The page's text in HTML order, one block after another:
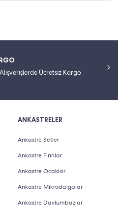
Ücretsiz Kargo
ANKASTRELER
Ankastre Setler
Ankastre Fırınlar
Ankastre Ocaklar
Ankastre Mikrodalgalar
Ankastre Davlumbazlar